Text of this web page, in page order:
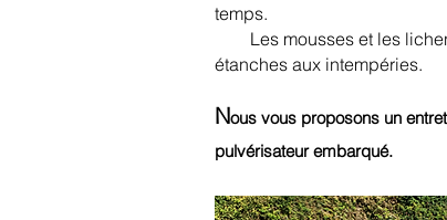
temps.
Les mousses et les
étanches aux intempéries.
Nous vous proposons un
pulvérisateur embarqué.